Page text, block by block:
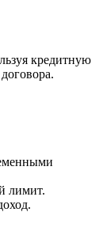
кредитную
лимит.